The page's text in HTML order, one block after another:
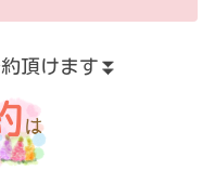
頂けます⏬